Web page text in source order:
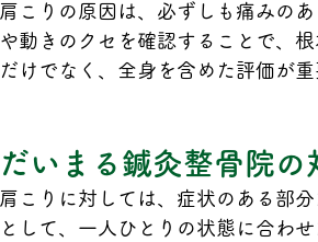
肩こりの原因は、必ずしも痛みの
や動きのクセを確認することで、
だけでなく、全身を含めた評価が重
だいまる鍼灸整骨院の
肩こりに対しては、症状のある部
として、一人ひとりの状態に合わ